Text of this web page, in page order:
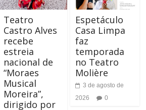
Teatro
Castro Alves
recebe
estreia
nacional de
“Moraes
Musical
Moreira”,
dirigido por
Espetáculo
Casa Limpa
faz
temporada
no Teatro
Molière
3 de agosto de
2026
0